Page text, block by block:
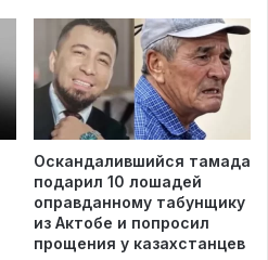
Оскандалившийся тамада
подарил 10 лошадей
оправданному табунщику
из Актобе и попросил
прощения у казахстанцев